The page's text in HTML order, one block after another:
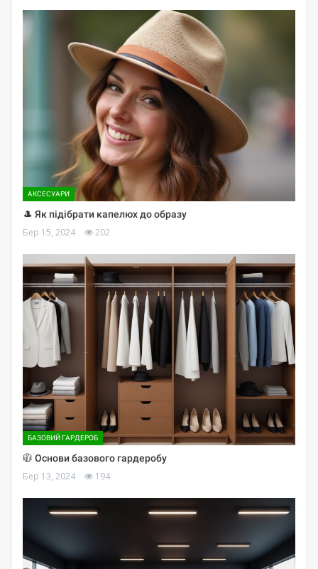
АКСЕСУАРИ
🎩 Як підібрати капелюх до образу
Бер 15, 2024 202
БАЗОВИЙ ГАРДЕРОБ
🧥 Основи базового гардеробу
Бер 13, 2024 194